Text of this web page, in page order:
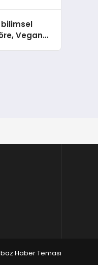
bilimsel
Vegan
Haber Teması